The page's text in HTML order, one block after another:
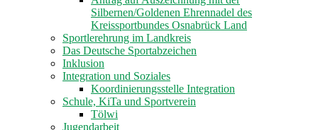
Silbernen/Goldenen Ehrennadel des
Kreissportbundes Osnabrück Land
Sportlerehrung im Landkreis
Das Deutsche Sportabzeichen
Inklusion
Integration und Soziales
Koordinierungsstelle Integration
Schule, KiTa und Sportverein
Tölwi
Jugendarbeit